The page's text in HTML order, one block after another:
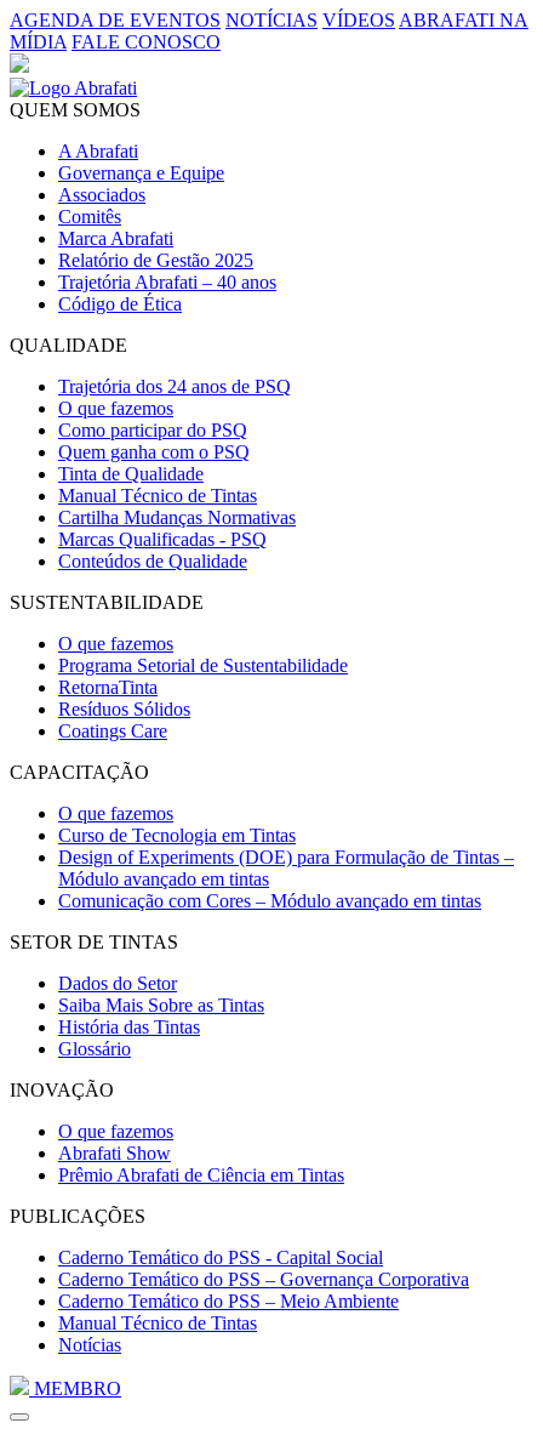
AGENDA DE EVENTOS NOTÍCIAS VÍDEOS ABRAFATI NA
MÍDIA FALE CONOSCO
QUEM SOMOS
A Abrafati
Governança e Equipe
Associados
Comitês
Marca Abrafati
Relatório de Gestão 2025
Trajetória Abrafati – 40 anos
Código de Ética
QUALIDADE
Trajetória dos 24 anos de PSQ
O que fazemos
Como participar do PSQ
Quem ganha com o PSQ
Tinta de Qualidade
Manual Técnico de Tintas
Cartilha Mudanças Normativas
Marcas Qualificadas - PSQ
Conteúdos de Qualidade
SUSTENTABILIDADE
O que fazemos
Programa Setorial de Sustentabilidade
RetornaTinta
Resíduos Sólidos
Coatings Care
CAPACITAÇÃO
O que fazemos
Curso de Tecnologia em Tintas
Design of Experiments (DOE) para Formulação de Tintas –
Módulo avançado em tintas
Comunicação com Cores – Módulo avançado em tintas
SETOR DE TINTAS
Dados do Setor
Saiba Mais Sobre as Tintas
História das Tintas
Glossário
INOVAÇÃO
O que fazemos
Abrafati Show
Prêmio Abrafati de Ciência em Tintas
PUBLICAÇÕES
Caderno Temático do PSS - Capital Social
Caderno Temático do PSS – Governança Corporativa
Caderno Temático do PSS – Meio Ambiente
Manual Técnico de Tintas
Notícias
MEMBRO